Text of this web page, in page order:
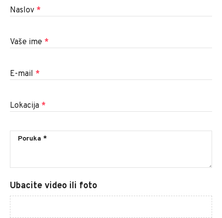
Naslov *
Vaše ime *
E-mail *
Lokacija *
Ubacite video ili foto